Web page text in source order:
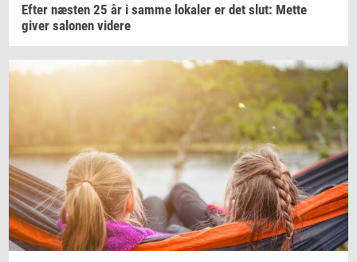
Efter næ­sten 25 år i samme lo­ka­ler er det slut: Mette
giver sa­lo­nen vi­de­re